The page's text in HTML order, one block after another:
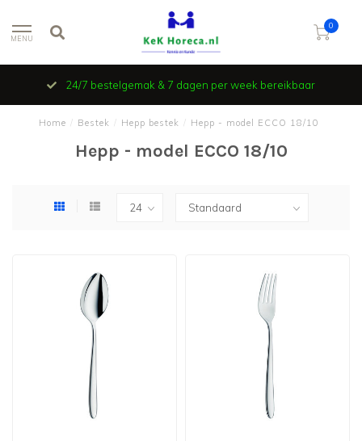
MENU
0
24/7 bestelgemak & 7 dagen per week bereikbaar
Home Bestek Hepp bestek Hepp - model ECCO 18/10
Hepp - model ECCO 18/10